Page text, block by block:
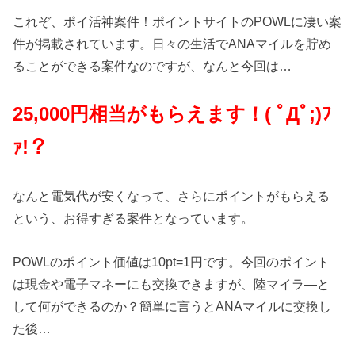
これぞ、ポイ活神案件！ポイントサイトのPOWLに凄い案
件が掲載されています。日々の生活でANAマイルを貯め
ることができる案件なのですが、なんと今回は…
25,000円相当がもらえます！ ( ﾟДﾟ;)ﾌ
ｧ!？
なんと電気代が安くなって、さらにポイントがもらえる
という、お得すぎる案件となっています。
POWLのポイント価値は10pt=1円です。今回のポイント
は現金や電子マネーにも交換できますが、陸マイラ―と
して何ができるのか？簡単に言うとANAマイルに交換し
た後…